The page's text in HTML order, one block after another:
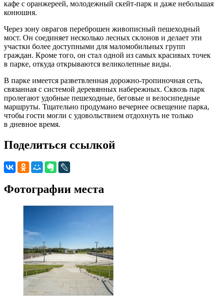
кафе с оранжереей, молодежный скейт-парк и даже небольшая
конюшня.
Через зону оврагов переброшен живописный пешеходный
мост. Он соединяет несколько лесных склонов и делает эти
участки более доступными для маломобильных групп
граждан. Кроме того, он стал одной из самых красивых точек
в парке, откуда открываются великолепные виды.
В парке имеется разветвленная дорожно-тропиночная сеть,
связанная с системой деревянных набережных. Сквозь парк
пролегают удобные пешеходные, беговые и велосипедные
маршруты. Тщательно продумано вечернее освещение парка,
чтобы гости могли с удовольствием отдохнуть не только
в дневное время.
Поделиться ссылкой
Фотографии места